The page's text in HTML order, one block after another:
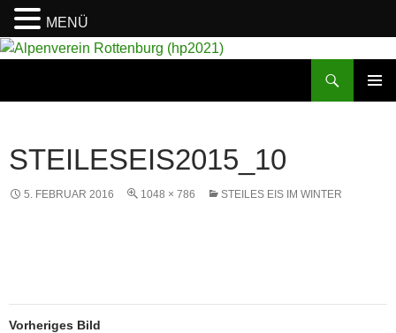
STEILESEIS2015_10
5. FEBRUAR 2016 1048 × 786 STEILES EIS IM WINTER
Vorheriges Bild
MENÜ